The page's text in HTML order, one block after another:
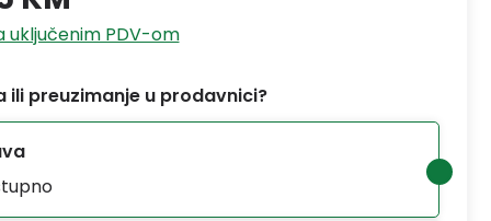
uključenim PDV-om
ili preuzimanje u prodavnici?